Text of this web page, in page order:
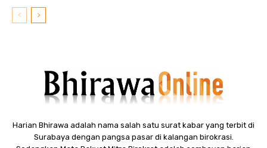
Harian Bhirawa adalah nama salah satu surat kabar yang terbit di
Surabaya dengan pangsa pasar di kalangan birokrasi.